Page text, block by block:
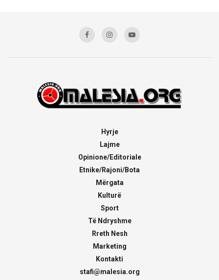
Hyrje
Lajme
Opinione/Editoriale
Etnike/Rajoni/Bota
Mërgata
Kulturë
Sport
Të Ndryshme
Rreth Nesh
Marketing
Kontakti
stafi@malesia.org